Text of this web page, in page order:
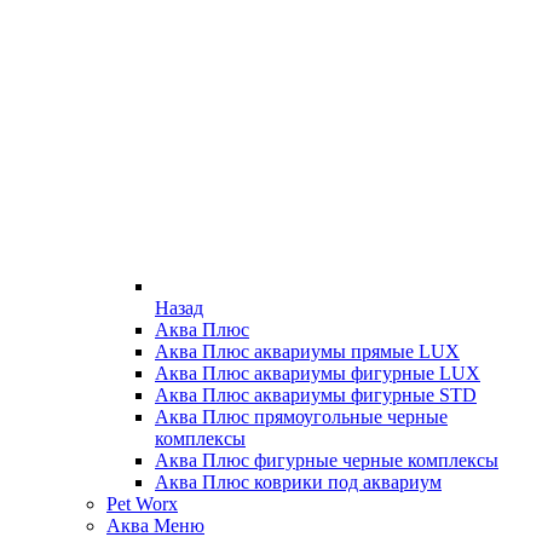
Назад
Аква Плюс
Аква Плюс аквариумы прямые LUX
Аква Плюс аквариумы фигурные LUX
Аква Плюс аквариумы фигурные STD
Аква Плюс прямоугольные черные
комплексы
Аква Плюс фигурные черные комплексы
Аква Плюс коврики под аквариум
Pet Worx
Аква Меню